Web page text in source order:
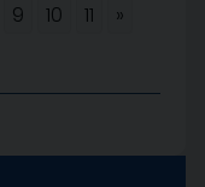
9 10 11 »